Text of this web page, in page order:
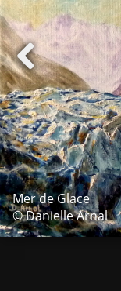
Mer de Glace
© Danielle Arnal